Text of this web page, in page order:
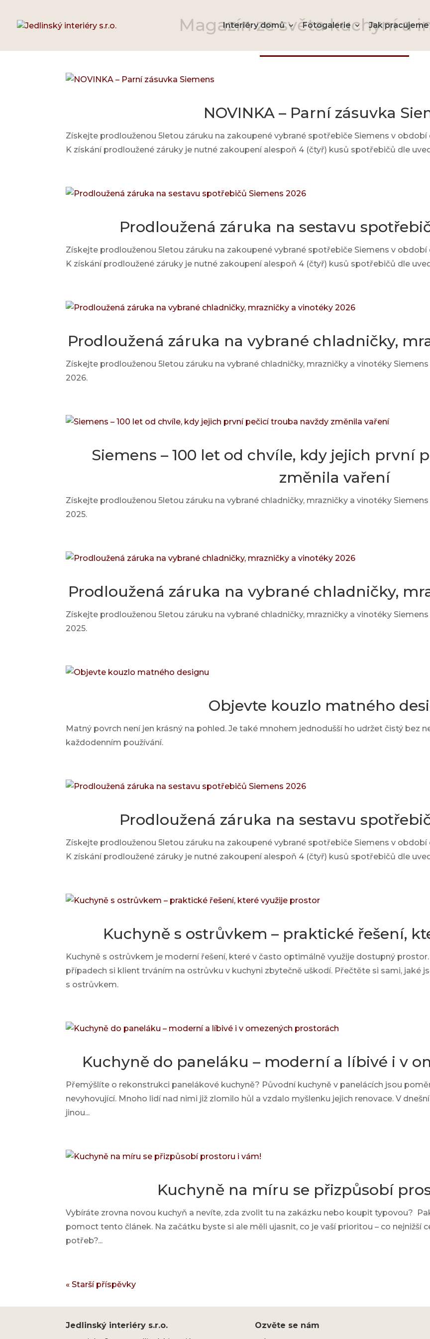
Interiéry domů Fotogalerie Jak pracujeme
Magazín ze světa kuchyní a
NOVINKA – Parní zásuvka
Získejte prodlouženou 5letou záruku na zakoupené vybrané spotřebiče Siemens v období
K získání prodloužené záruky je nutné zakoupení alespoň 4 (čtyř) kusů spotřebičů dle
Prodloužená záruka na sestavu
Získejte prodlouženou 5letou záruku na zakoupené vybrané spotřebiče Siemens v období
K získání prodloužené záruky je nutné zakoupení alespoň 4 (čtyř) kusů spotřebičů dle
Prodloužená záruka na vybrané chladničky,
Získejte prodlouženou 5letou záruku na vybrané chladničky, mrazničky a vinotéky
2026.
Siemens – 100 let od chvíle, kdy jejich první
změnila vaření
Získejte prodlouženou 5letou záruku na vybrané chladničky, mrazničky a vinotéky
2025.
Prodloužená záruka na vybrané chladničky,
Získejte prodlouženou 5letou záruku na vybrané chladničky, mrazničky a vinotéky
2025.
Objevte kouzlo matného
Matný povrch není jen krásný na pohled. Je také mnohem jednodušší ho udržet čistý bez
každodenním používání.
Prodloužená záruka na sestavu
Získejte prodlouženou 5letou záruku na zakoupené vybrané spotřebiče Siemens v období
K získání prodloužené záruky je nutné zakoupení alespoň 4 (čtyř) kusů spotřebičů dle
Kuchyně s ostrůvkem – praktické řešení,
Kuchyně s ostrůvkem je moderní řešení, které v často optimálně využije dostupný
případech si klient trváním na ostrůvku v kuchyni zbytečně uškodí. Přečtěte si sami, jaké
s ostrůvkem.
Kuchyně do paneláku – moderní a líbivé i v
Přemýšlíte o rekonstrukci panelákové kuchyně? Původní kuchyně v panelácích jsou
nevyhovující. Mnoho lidí nad nimi již zlomilo hůl a vzdalo myšlenku jejich renovace. V
jinou...
Kuchyně na míru se přizpůsobí
Vybíráte zrovna novou kuchyň a nevíte, zda zvolit tu na zakázku nebo koupit typovou?
pomoct tento článek. Na začátku byste si ale měli ujasnit, co je vaší prioritou – co nejnižší
potřeb?...
« Starší příspěvky
Jedlinský interiéry s.r.o. Ozvěte se nám